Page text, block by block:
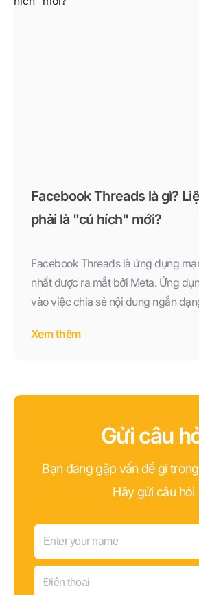
Facebook Threads là gì?
phải là "cú hích" mới?
Facebook Threads là ứng dụng
nhất được ra mắt bởi Meta. Ứng
vào việc chia sẻ nội dung ngắn
Xem thêm
Gửi câu
Bạn đang gặp vấn đề gì
Hãy gửi câu hỏi